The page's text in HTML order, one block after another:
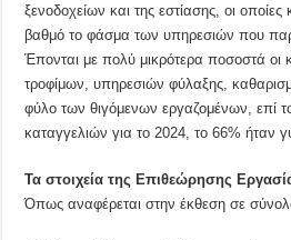
ξενοδοχείων και της εστίασης, οι
βαθμό το φάσμα των υπηρεσιών που
Έπονται με πολύ μικρότερα ποσοστά οι
τροφίμων, υπηρεσιών φύλαξης,
φύλο των θιγόμενων εργαζομένων, επί
καταγγελιών για το 2024, το 66% ήταν
Τα στοιχεία της Επιθεώρησης
Όπως αναφέρεται στην έκθεση σε